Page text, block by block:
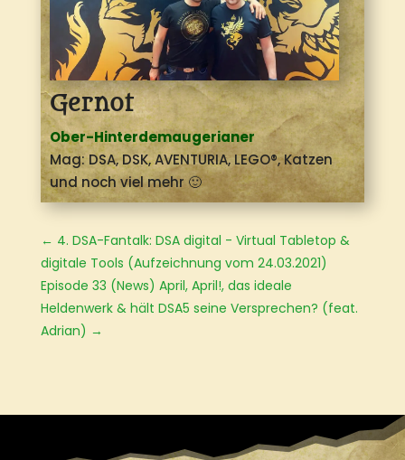
Gernot
Ober-Hinterdemaugerianer
Mag: DSA, DSK, AVENTURIA, LEGO®, Katzen
und noch viel mehr 🙂
← 4. DSA-Fantalk: DSA digital - Virtual Tabletop &
digitale Tools (Aufzeichnung vom 24.03.2021)
Episode 33 (News) April, April!, das ideale
Heldenwerk & hält DSA5 seine Versprechen? (feat.
Adrian) →